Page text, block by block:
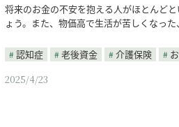
将来のお金の不安を抱える人がほとんど
ょう。また、物価高で生活が苦しくなっ
認知症 老後資金 介護保険
2025/4/23